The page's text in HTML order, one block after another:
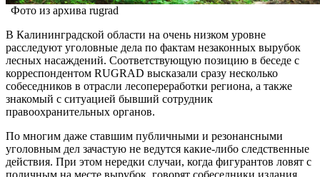
Фото из архива rugrad
В Калининградской области на очень низком уровне
расследуют уголовные дела по фактам незаконных вырубок
лесных насаждений. Соответствующую позицию в беседе с
корреспондентом RUGRAD высказали сразу несколько
собеседников в отрасли лесопереработки региона, а также
знакомый с ситуацией бывший сотрудник
правоохранительных органов.
По многим даже ставшим публичными и резонансными
уголовным дел зачастую не ведутся какие-либо следственные
действия. При этом нередки случаи, когда фигурантов ловят с
поличным на месте вырубок, говорят собеседники издания.